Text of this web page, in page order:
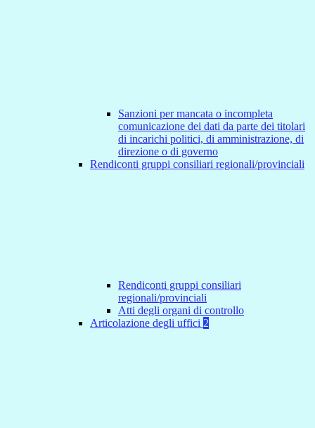
Sanzioni per mancata o incompleta
comunicazione dei dati da parte dei titolari
di incarichi politici, di amministrazione, di
direzione o di governo
Rendiconti gruppi consiliari regionali/provinciali
Rendiconti gruppi consiliari
regionali/provinciali
Atti degli organi di controllo
Articolazione degli uffici 2